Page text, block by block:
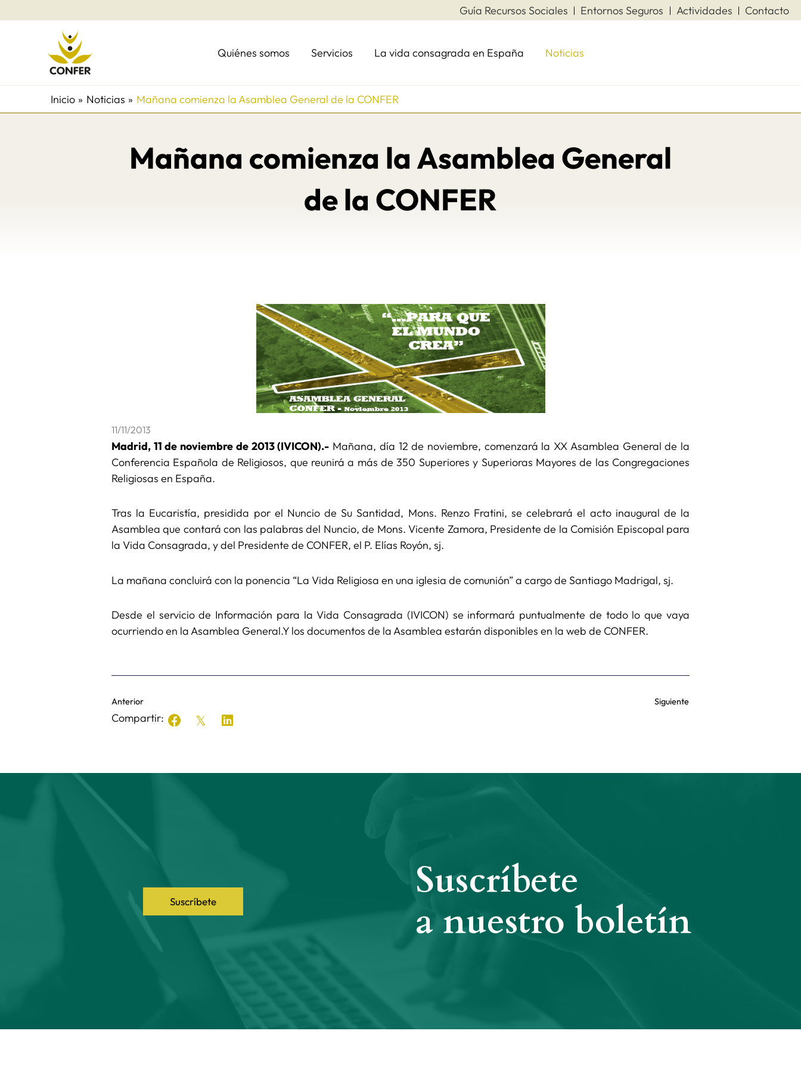
al
Guía Recursos Sociales Entornos Seguros Actividades Contacto
Quiénes somos Servicios La vida consagrada en España Noticias
Inicio Noticias Mañana comienza la Asamblea General de la CONFER
Mañana comienza la Asamblea General
de la CONFER
11/11/2013
Madrid, 11 de noviembre de 2013 (IVICON).- Mañana, día 12 de noviembre, comenzará la XX Asamblea General de la
Conferencia Española de Religiosos, que reunirá a más de 350 Superiores y Superioras Mayores de las Congregaciones
Religiosas en España.
Tras la Eucaristía, presidida por el Nuncio de Su Santidad, Mons. Renzo Fratini, se celebrará el acto inaugural de la
Asamblea que contará con las palabras del Nuncio, de Mons. Vicente Zamora, Presidente de la Comisión Episcopal para
la Vida Consagrada, y del Presidente de CONFER, el P. Elías Royón, sj.
La mañana concluirá con la ponencia “La Vida Religiosa en una iglesia de comunión” a cargo de Santiago Madrigal, sj.
Desde el servicio de Información para la Vida Consagrada (IVICON) se informará puntualmente de todo lo que vaya
ocurriendo en la Asamblea General.Y los documentos de la Asamblea estarán disponibles en la web de CONFER.
Anterior Siguiente
Compartir:
Suscríbete
Suscríbete
a nuestro boletín